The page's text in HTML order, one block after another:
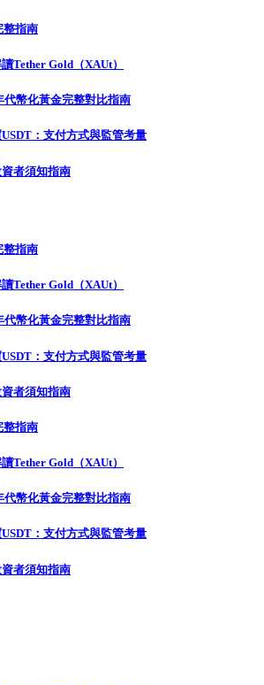
整指南
Tether Gold（XAUt）
代幣化黃金完整對比指南
：支付方式與監管考量
者須知指南
整指南
Tether Gold（XAUt）
代幣化黃金完整對比指南
：支付方式與監管考量
者須知指南
整指南
Tether Gold（XAUt）
代幣化黃金完整對比指南
：支付方式與監管考量
者須知指南